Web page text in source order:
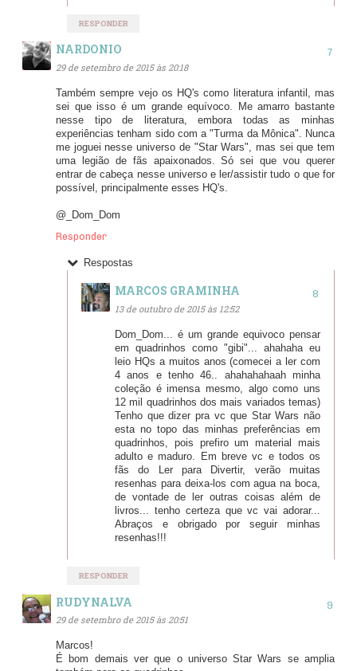
RESPONDER
NARDONIO
29 de setembro de 2015 às 20:18
Também sempre vejo os HQ's como literatura infantil, mas
sei que isso é um grande equívoco. Me amarro bastante
nesse tipo de literatura, embora todas as minhas
experiências tenham sido com a "Turma da Mônica". Nunca
me joguei nesse universo de "Star Wars", mas sei que tem
uma legião de fãs apaixonados. Só sei que vou querer
entrar de cabeça nesse universo e ler/assistir tudo o que for
possível, principalmente esses HQ's.
@_Dom_Dom
Responder
Respostas
MARCOS GRAMINHA
13 de outubro de 2015 às 12:52
Dom_Dom... é um grande equivoco pensar
em quadrinhos como "gibi"... ahahaha eu
leio HQs a muitos anos (comecei a ler com
4 anos e tenho 46.. ahahahahaah minha
coleção é imensa mesmo, algo como uns
12 mil quadrinhos dos mais variados temas)
Tenho que dizer pra vc que Star Wars não
esta no topo das minhas preferências em
quadrinhos, pois prefiro um material mais
adulto e maduro. Em breve vc e todos os
fãs do Ler para Divertir, verão muitas
resenhas para deixa-los com agua na boca,
de vontade de ler outras coisas além de
livros... tenho certeza que vc vai adorar...
Abraços e obrigado por seguir minhas
resenhas!!!
RESPONDER
RUDYNALVA
29 de setembro de 2015 às 20:51
Marcos!
É bom demais ver que o universo Star Wars se amplia